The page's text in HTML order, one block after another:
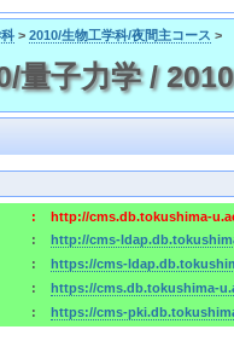
> 2010/生物工学科/夜間主コース >
量子力学 /
:
http://cms.db.tokushima-
:
http://cms-
:
https://cms-
:
https://cms.db.tokushima-
: https://cms-